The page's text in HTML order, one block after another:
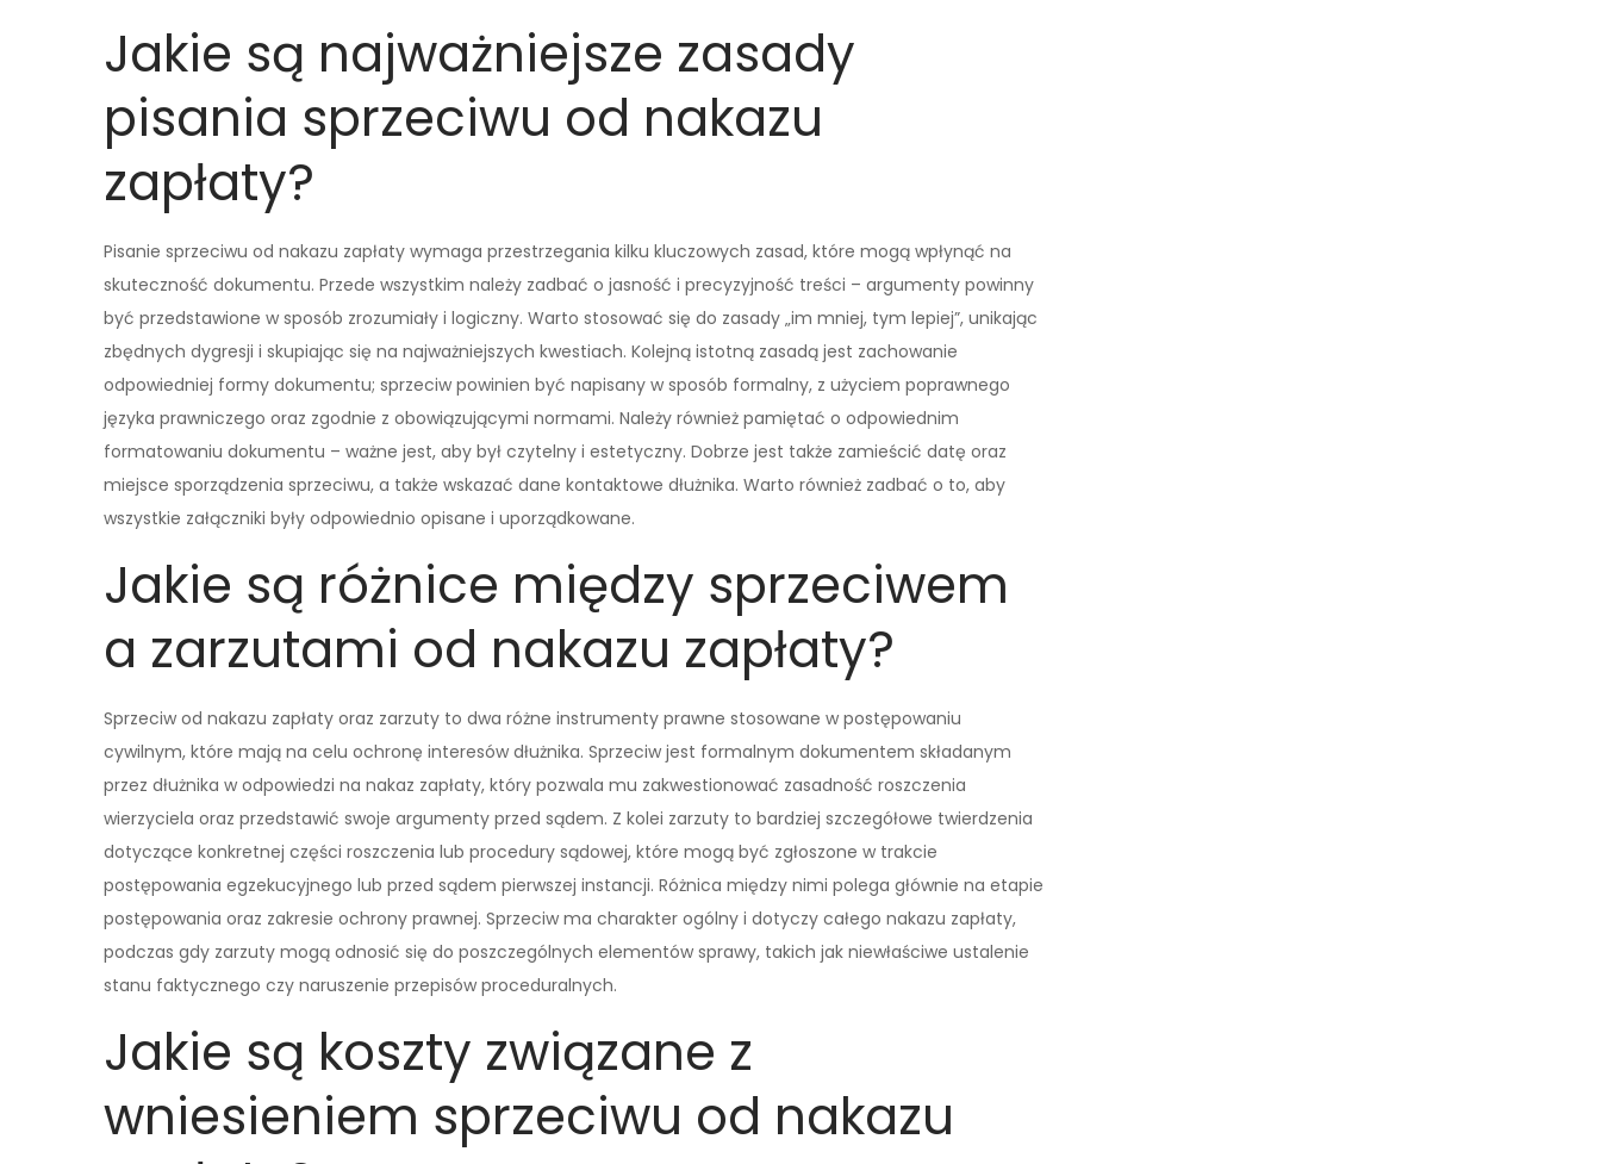
Jakie są najważniejsze zasady
pisania sprzeciwu od nakazu
zapłaty?
Pisanie sprzeciwu od nakazu zapłaty wymaga przestrzegania kilku kluczowych zasad, które mogą wpłynąć na
skuteczność dokumentu. Przede wszystkim należy zadbać o jasność i precyzyjność treści – argumenty powinny
być przedstawione w sposób zrozumiały i logiczny. Warto stosować się do zasady „im mniej, tym lepiej”, unikając
zbędnych dygresji i skupiając się na najważniejszych kwestiach. Kolejną istotną zasadą jest zachowanie
odpowiedniej formy dokumentu; sprzeciw powinien być napisany w sposób formalny, z użyciem poprawnego
języka prawniczego oraz zgodnie z obowiązującymi normami. Należy również pamiętać o odpowiednim
formatowaniu dokumentu – ważne jest, aby był czytelny i estetyczny. Dobrze jest także zamieścić datę oraz
miejsce sporządzenia sprzeciwu, a także wskazać dane kontaktowe dłużnika. Warto również zadbać o to, aby
wszystkie załączniki były odpowiednio opisane i uporządkowane.
Jakie są różnice między sprzeciwem
a zarzutami od nakazu zapłaty?
Sprzeciw od nakazu zapłaty oraz zarzuty to dwa różne instrumenty prawne stosowane w postępowaniu
cywilnym, które mają na celu ochronę interesów dłużnika. Sprzeciw jest formalnym dokumentem składanym
przez dłużnika w odpowiedzi na nakaz zapłaty, który pozwala mu zakwestionować zasadność roszczenia
wierzyciela oraz przedstawić swoje argumenty przed sądem. Z kolei zarzuty to bardziej szczegółowe twierdzenia
dotyczące konkretnej części roszczenia lub procedury sądowej, które mogą być zgłoszone w trakcie
postępowania egzekucyjnego lub przed sądem pierwszej instancji. Różnica między nimi polega głównie na etapie
postępowania oraz zakresie ochrony prawnej. Sprzeciw ma charakter ogólny i dotyczy całego nakazu zapłaty,
podczas gdy zarzuty mogą odnosić się do poszczególnych elementów sprawy, takich jak niewłaściwe ustalenie
stanu faktycznego czy naruszenie przepisów proceduralnych.
Jakie są koszty związane z
wniesieniem sprzeciwu od nakazu